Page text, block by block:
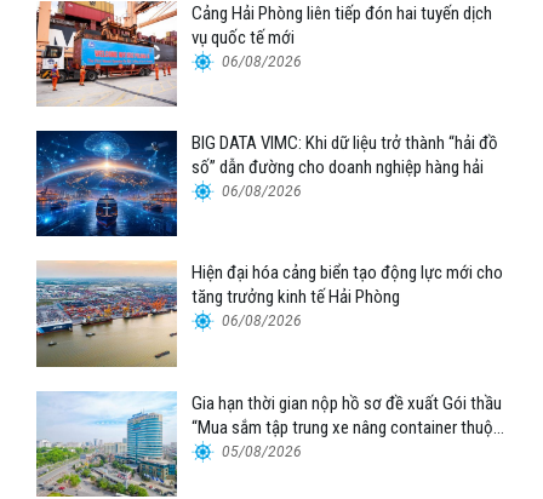
Cảng Hải Phòng liên tiếp đón hai tuyến dịch
vụ quốc tế mới
06/08/2026
BIG DATA VIMC: Khi dữ liệu trở thành “hải đồ
số” dẫn đường cho doanh nghiệp hàng hải
06/08/2026
Hiện đại hóa cảng biển tạo động lực mới cho
tăng trưởng kinh tế Hải Phòng
06/08/2026
Gia hạn thời gian nộp hồ sơ đề xuất Gói thầu
“Mua sắm tập trung xe nâng container thuộc
Tổng công ty Hàng hải Việt Nam – CTCP”
05/08/2026